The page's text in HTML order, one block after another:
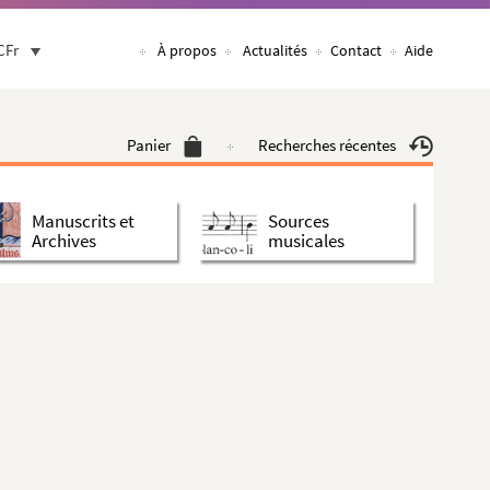
À propos Actualités Contact Aide
Panier Recherches récentes
Manuscrits et
Archives
Sources
musicales